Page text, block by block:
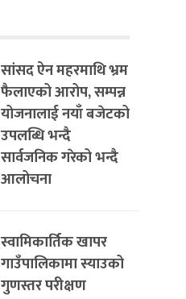
सांसद ऐन महरमाथि भ्रम
फैलाएको आरोप, सम्पन्न
योजनालाई नयाँ बजेटको
उपलब्धि भन्दै
सार्वजनिक गरेको भन्दै
आलोचना
स्वामिकार्तिक खापर
गाउँपालिकामा स्याउको
गुणस्तर परीक्षण